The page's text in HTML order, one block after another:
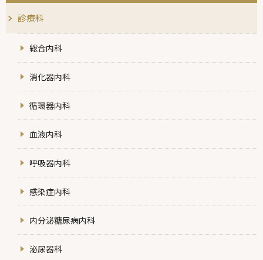
診療科
総合内科
消化器内科
循環器内科
血液内科
呼吸器内科
感染症内科
内分泌糖尿病内科
泌尿器科